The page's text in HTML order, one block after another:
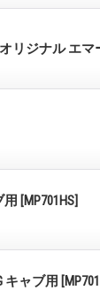
リジナル エマ
用 [MP701HS]
キャブ用